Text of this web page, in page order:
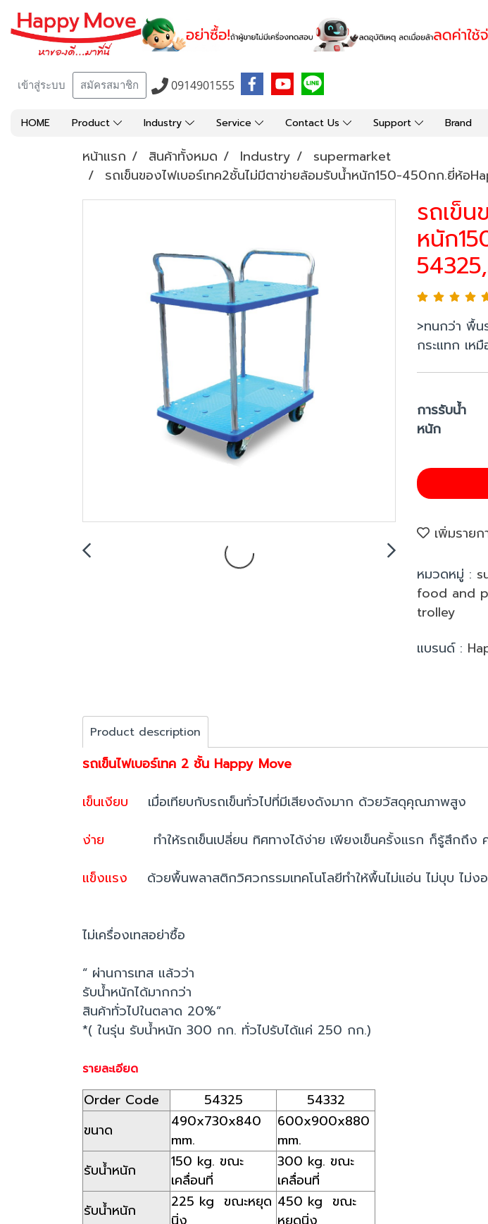
เข้าสู่ระบบ สมัครสมาชิก 0914901555
HOME Product Industry Service Contact Us Support Brand
หน้าแรก สินค้าทั้งหมด Industry
supermarket
รถเข็นของไฟเบอร์เทค2ชั้นไม่มีตาข่ายล้อมรับน้ำหนัก150-450กก.ยี่ห้อ
รถเข็น
หนัก
>ทนกว่า พื้น
กระแทก เห
การรับน้ำ
หนัก
เพิ่มรายก
หมวดหมู่ :
food and
trolley
แบรนด์ :
Product description
รถเข็นไฟเบอร์เทค 2 ชั้น Happy Move
เข็นเงียบ เมื่อเทียบกับรถเข็นทั่วไปที่มีเสียงดังมาก ด้วยวัสดุคุณภาพสูง
ง่าย ทำให้รถเข็นเปลี่ยน ทิศทางได้ง่าย เพียงเข็นครั้งแรก ก็รู้สึกถึง
แข็งแรง
ด้วยพื้นพลาสติกวิศวกรรมเทคโนโลยีทำให้พื้นไม่แอ่น ไม่บุบ ไม่
ไม่เครื่องเทสอย่าซื้อ
“ ผ่านการเทส แล้วว่า
รับน้ำหนักได้มากกว่า
สินค้าทั่วไปในตลาด 20%”
*( ในรุ่น รับน้ำหนัก 300 กก. ทั่วไปรับได้แค่ 250 กก.)
รายละเอียด
Order Code 54325
54332
ขนาด
490x730x840
mm.
600x900x880
mm.
รับน้ำหนัก
150 kg. ขณะ
เคลื่อนที่
300 kg. ขณะ
เคลื่อนที่
รับน้ำหนัก
225 kg ขณะหยุด 450 kg ขณะ